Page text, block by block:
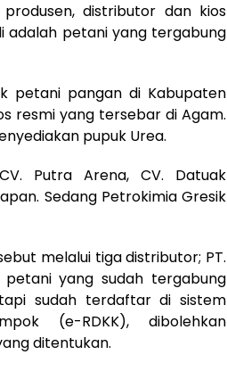
distributor dan kios
adalah petani yang tergabung
petani pangan di Kabupaten
resmi yang tersebar di Agam.
pupuk Urea.
Putra Arena, CV. Datuak
Sedang Petrokimia Gresik
melalui tiga distributor; PT.
petani yang sudah tergabung
sudah terdaftar di sistem
(e-RDKK), dibolehkan
ditentukan.